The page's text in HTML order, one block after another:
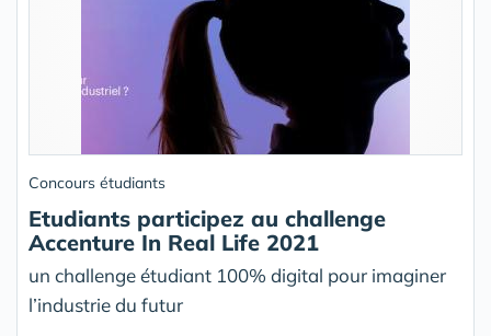
Concours étudiants
Etudiants participez au challenge
Accenture In Real Life 2021
un challenge étudiant 100% digital pour imaginer
l’industrie du futur